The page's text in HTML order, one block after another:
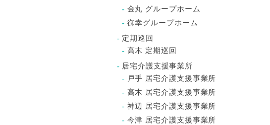
金丸 グループホーム
御幸グループホーム
定期巡回
高木 定期巡回
居宅介護支援事業所
戸手 居宅介護支援事業所
高木 居宅介護支援事業所
神辺 居宅介護支援事業所
今津 居宅介護支援事業所